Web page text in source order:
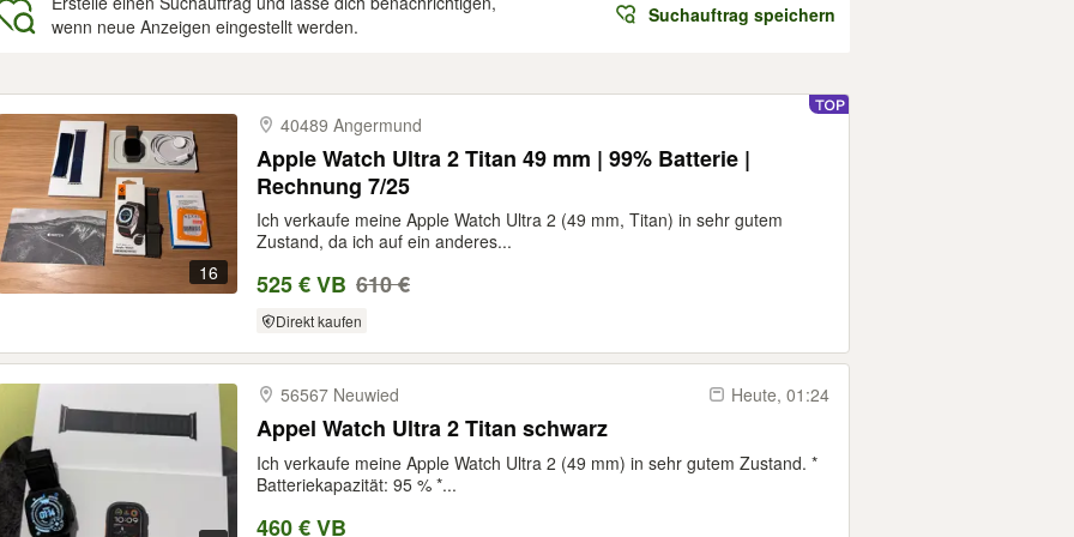
wenn neue Anzeigen eingestellt werden.
Suchauftrag speichern
16
40489 Angermund
Apple Watch Ultra 2 Titan 49 mm | 99% Batterie |
Rechnung 7/25
Ich verkaufe meine Apple Watch Ultra 2 (49 mm, Titan) in sehr gutem
Zustand, da ich auf ein anderes...
525 € VB 610 €
Direkt kaufen
56567 Neuwied Heute, 01:24
Appel Watch Ultra 2 Titan schwarz
Ich verkaufe meine Apple Watch Ultra 2 (49 mm) in sehr gutem Zustand. *
Batteriekapazität: 95 % *...
460 € VB